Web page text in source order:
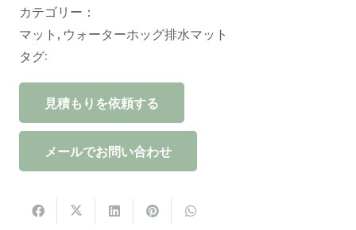
カテゴリー：
マット , ウォーターホッグ排水マット
タグ:
見積もりを依頼する
メールでお問い合わせ